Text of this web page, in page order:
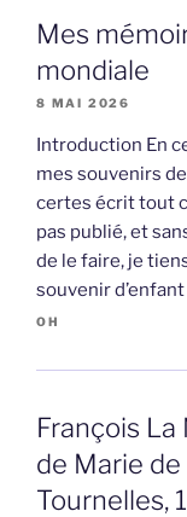
Mes
mondiale
8 MAI 2026
Introduction En
mes souvenirs
certes écrit tout
pas publié, et
de le faire, je
souvenir
OH
François La
de Marie
Tournelles,